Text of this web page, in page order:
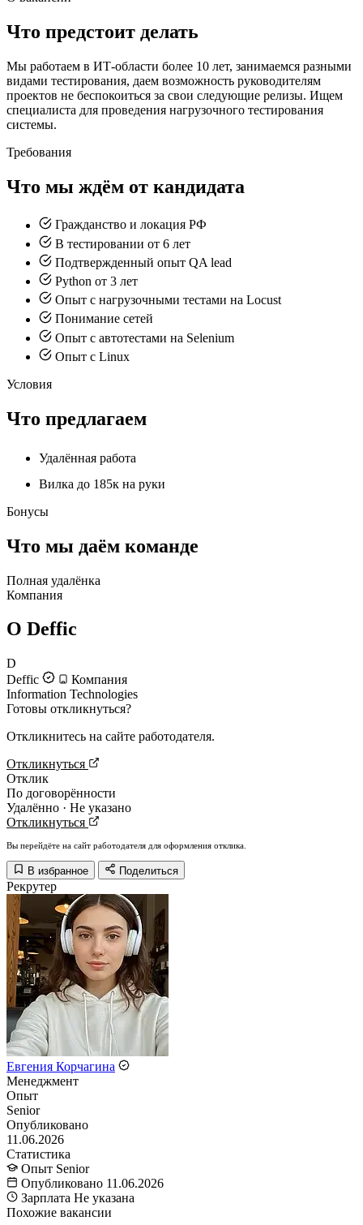
Что предстоит делать
Мы работаем в ИТ-области более 10 лет, занимаемся разными
видами тестирования, даем возможность руководителям
проектов не беспокоиться за свои следующие релизы. Ищем
специалиста для проведения нагрузочного тестирования
системы.
Требования
Что мы ждём от кандидата
Гражданство и локация РФ
В тестировании от 6 лет
Подтвержденный опыт QA lead
Python от 3 лет
Опыт с нагрузочными тестами на Locust
Понимание сетей
Опыт с автотестами на Selenium
Опыт с Linux
Условия
Что предлагаем
Удалённая работа
Вилка до 185к на руки
Бонусы
Что мы даём команде
Полная удалёнка
Компания
О Deffic
D
Deffic
Компания
Information Technologies
Готовы откликнуться?
Откликнитесь на сайте работодателя.
Откликнуться
Отклик
По договорённости
Удалённо · Не указано
Откликнуться
Вы перейдёте на сайт работодателя для оформления отклика.
В избранное Поделиться
Рекрутер
Евгения Корчагина
Менеджмент
Опыт
Senior
Опубликовано
11.06.2026
Статистика
Опыт Senior
Опубликовано 11.06.2026
Зарплата Не указана
Похожие вакансии